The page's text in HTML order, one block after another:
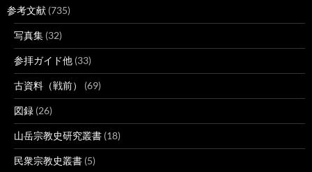
参考文献 (735)
写真集 (32)
参拝ガイド他 (33)
古資料（戦前） (69)
図録 (26)
山岳宗教史研究叢書 (18)
民衆宗教史叢書 (5)